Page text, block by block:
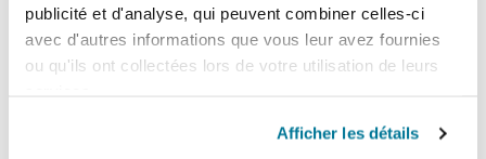
publicité et d'analyse, qui peuvent combiner celles-ci
avec d'autres informations que vous leur avez fournies
ou qu'ils ont collectées lors de votre utilisation de leurs
Afficher les détails
« Histoire précédente